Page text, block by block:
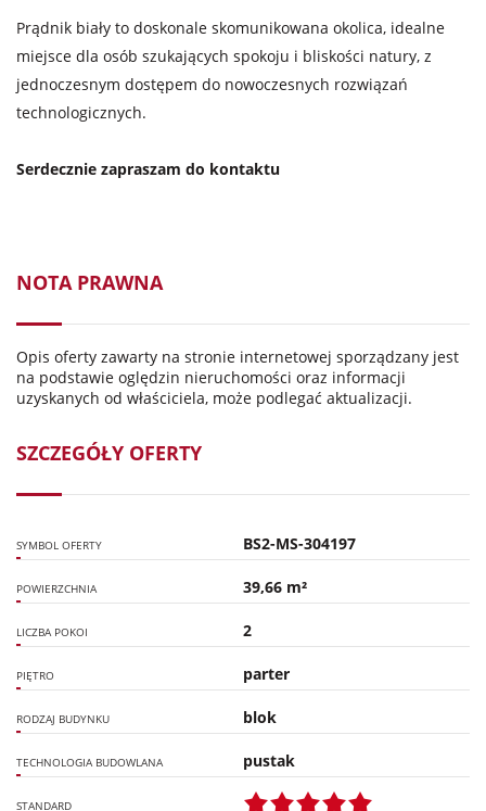
Prądnik biały to doskonale skomunikowana okolica, idealne
miejsce dla osób szukających spokoju i bliskości natury, z
jednoczesnym dostępem do nowoczesnych rozwiązań
technologicznych.
Serdecznie zapraszam do kontaktu
NOTA PRAWNA
Opis oferty zawarty na stronie internetowej sporządzany jest
na podstawie oględzin nieruchomości oraz informacji
uzyskanych od właściciela, może podlegać aktualizacji.
SZCZEGÓŁY OFERTY
SYMBOL OFERTY BS2-MS-304197
POWIERZCHNIA 39,66 m²
LICZBA POKOI 2
PIĘTRO parter
RODZAJ BUDYNKU blok
TECHNOLOGIA BUDOWLANA pustak
STANDARD